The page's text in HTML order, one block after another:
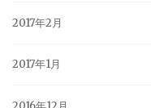
2017年2月
2017年1月